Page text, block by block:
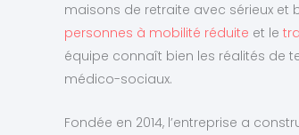
maisons de retraite avec sérieux et
personnes à mobilité réduite et le
équipe connaît bien les réalités de
médico-sociaux.
Fondée en 2014, l’entreprise a